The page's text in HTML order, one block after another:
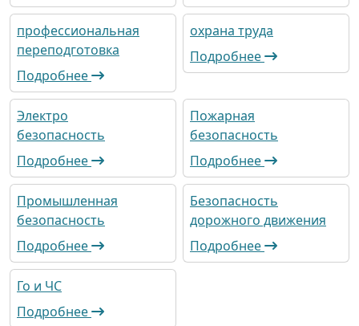
профессиональная
переподготовка
Подробнее
охрана труда
Подробнее
Электро
безопасность
Подробнее
Пожарная
безопасность
Подробнее
Промышленная
безопасность
Подробнее
Безопасность
дорожного движения
Подробнее
Го и ЧС
Подробнее